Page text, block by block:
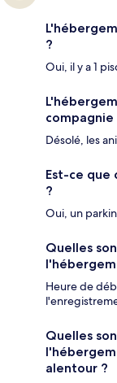
?
Oui, il y a 1
compagnie
Désolé, les
Est-ce que
?
Oui, un
Quelles
Heure de
Quelles
alentour ?